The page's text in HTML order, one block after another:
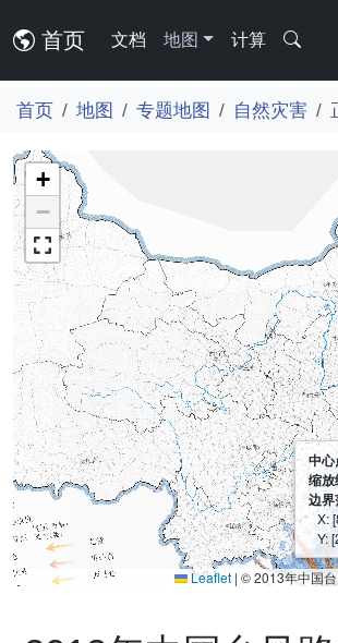
首页 文档 地图 计算
首页 地图 专题地图 自然灾害
+
−
中
缩
边
X:
Y:
Leaflet | © 2013年中国